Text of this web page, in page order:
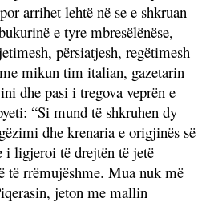
arrihet lehtë në se e shkruan
e tyre mbresëlënëse,
përsiatjesh, regëtimesh
mikun tim italian, gazetarin
dhe pasi i tregova veprën e
“Si mund të shkruhen dy
dhe krenaria e origjinës së
i ligjeroi të drejtën të jetë
të rrëmujëshme. Mua nuk më
jeton me mallin